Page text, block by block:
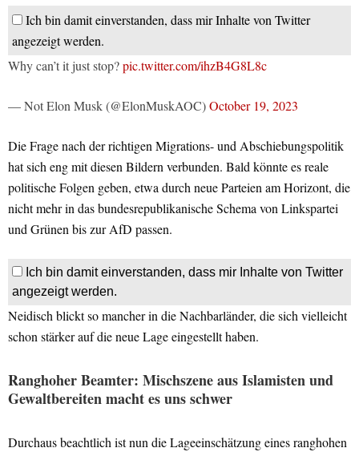
Ich bin damit einverstanden, dass mir Inhalte von Twitter
angezeigt werden.
Why can’t it just stop?pic.twitter.com/ihzB4G8L8c
— Not Elon Musk (@ElonMuskAOC)October 19, 2023
Die Frage nach der richtigen Migrations- und Abschiebungspolitik
hat sich eng mit diesen Bildern verbunden. Bald könnte es reale
politische Folgen geben, etwa durch neue Parteien am Horizont, die
nicht mehr in das bundesrepublikanische Schema von Linkspartei
und Grünen bis zur AfD passen.
Ich bin damit einverstanden, dass mir Inhalte von Twitter
angezeigt werden.
Neidisch blickt so mancher in die Nachbarländer, die sich vielleicht
schon stärker auf die neue Lage eingestellt haben.
Ranghoher Beamter: Mischszene aus Islamisten und
Gewaltbereiten macht es uns schwer
Durchaus beachtlich ist nun die Lageeinschätzung eines ranghohen